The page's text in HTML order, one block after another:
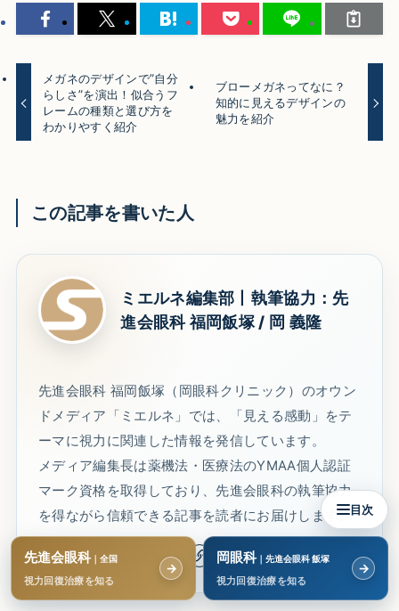
メガネのデザインで”自分
らしさ”を演出！似合うフ
レームの種類と選び方を
わかりやすく紹介
ブローメガネってなに？
知的に見えるデザインの
魅力を紹介
この記事を書いた人
ミエルネ編集部丨執筆協力：先
進会眼科 福岡飯塚 / 岡 義隆
先進会眼科 福岡飯塚（岡眼科クリニック）のオウン
ドメディア「ミエルネ」では、「見える感動」をテ
ーマに視力に関連した情報を発信しています。
メディア編集長は薬機法・医療法のYMAA個人認証
マーク資格を取得しており、先進会眼科の執筆協力
を得ながら信頼できる記事を読者にお届けします。
先進会眼科｜全国
視力回復治療を知る
→
岡眼科｜先進会眼科 飯塚
視力回復治療を知る
→
目次